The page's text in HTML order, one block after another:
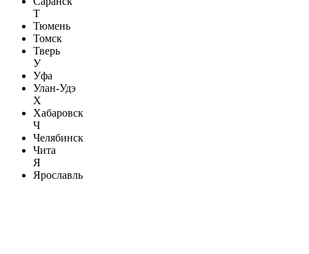
Т
Тюмень
Томск
Тверь
У
Уфа
Улан-Удэ
Х
Хабаровск
Ч
Челябинск
Чита
Я
Ярославль